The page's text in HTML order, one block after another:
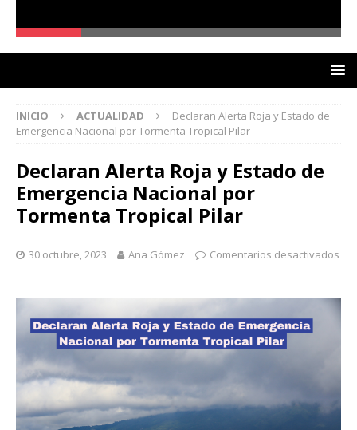
INICIO ACTUALIDAD
Declaran Alerta Roja y Estado de
Emergencia Nacional por Tormenta Tropical Pilar
Declaran Alerta Roja y Estado de
Emergencia Nacional por
Tormenta Tropical Pilar
30 octubre, 2023 Ana Gómez Comentarios desactivados